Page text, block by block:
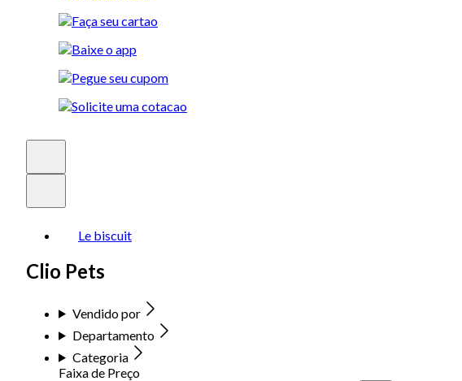
Le biscuit
Clio Pets
Vendido por
Departamento
Categoria
Faixa de Preço